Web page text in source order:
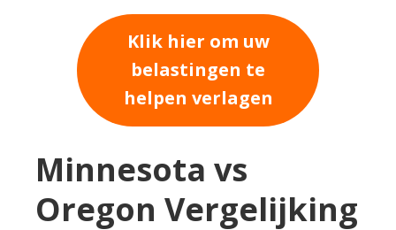
Klik hier om uw
belastingen te
helpen verlagen
Minnesota vs
Oregon Vergelijking